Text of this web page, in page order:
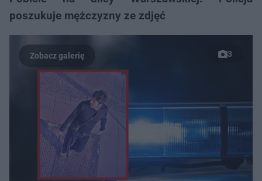
poszukuje mężczyzny ze zdjęć
3